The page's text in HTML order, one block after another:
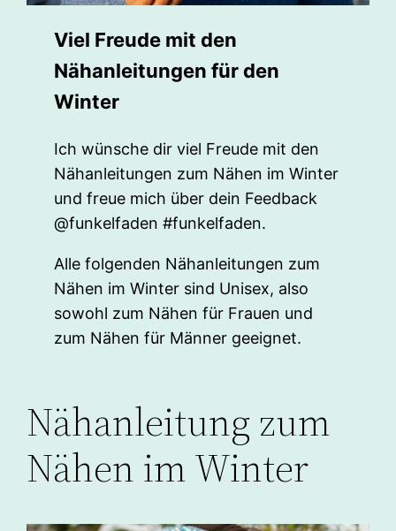
Viel Freude mit den
Nähanleitungen für den
Winter
Ich wünsche dir viel Freude mit den
Nähanleitungen zum Nähen im Winter
und freue mich über dein Feedback
@funkelfaden #funkelfaden.
Alle folgenden Nähanleitungen zum
Nähen im Winter sind Unisex, also
sowohl zum Nähen für Frauen und
zum Nähen für Männer geeignet.
Nähanleitung zum
Nähen im Winter